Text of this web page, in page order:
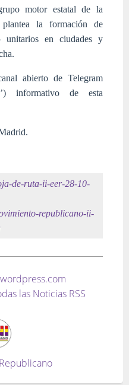
motor estatal de la
la formación de
unitarios en ciudades y
abierto de Telegram
informativo de esta
de-ruta-ii-eer-28-10-
republicano-ii-
las Noticias RSS